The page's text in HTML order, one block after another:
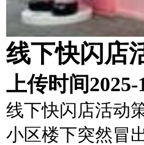
线下快闪店
上传时间2025-
线下快闪店活动
小区楼下突然冒